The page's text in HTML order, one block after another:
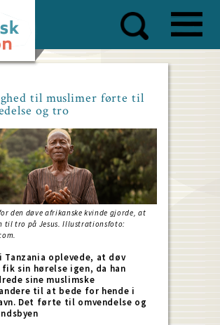
til muslimer førte til
og tro
den døve afrikanske kvinde gjorde, at
til tro på Jesus. Illustrationsfoto:
Tanzania oplevede, at døv
fik sin hørelse igen, da han
sine muslimske
til at bede for hende i
Det førte til omvendelse og